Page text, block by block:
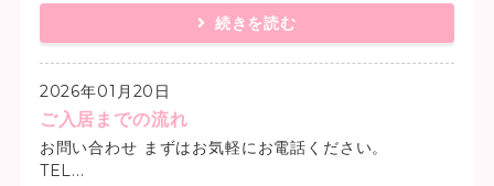
続きを読む
2026年01月20日
ご入居までの流れ
お問い合わせ まずはお気軽にお電話ください。
TEL...